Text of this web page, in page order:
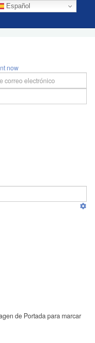
Español
now
de Portada para marcar